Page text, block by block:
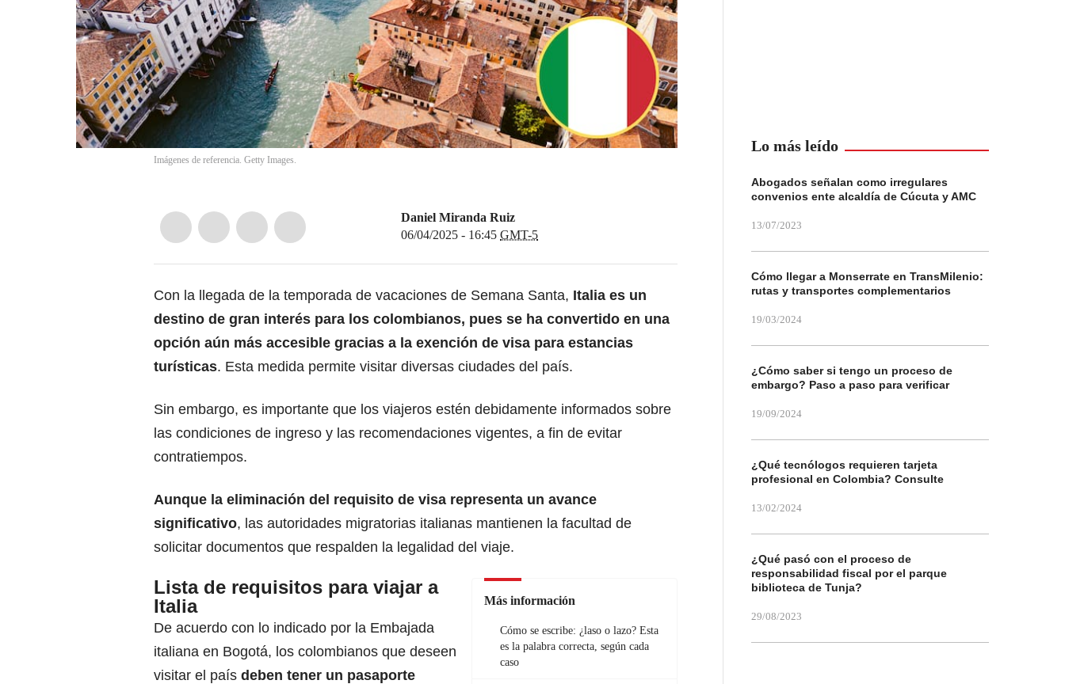
Imágenes de referencia. Getty Images.
Daniel Miranda Ruiz
06/04/2025 - 16:45 GMT-5
Con la llegada de la temporada de vacaciones de Semana Santa, Italia es un
destino de gran interés para los colombianos, pues se ha convertido en una
opción aún más accesible gracias a la exención de visa para estancias
turísticas. Esta medida permite visitar diversas ciudades del país.
Sin embargo, es importante que los viajeros estén debidamente informados sobre
las condiciones de ingreso y las recomendaciones vigentes, a fin de evitar
contratiempos.
Aunque la eliminación del requisito de visa representa un avance
significativo, las autoridades migratorias italianas mantienen la facultad de
solicitar documentos que respalden la legalidad del viaje.
Más información
Cómo se escribe: ¿laso o lazo? Esta
es la palabra correcta, según cada
caso
Lista de requisitos para viajar a
Italia
De acuerdo con lo indicado por la Embajada
italiana en Bogotá, los colombianos que deseen
visitar el país deben tener un pasaporte
Lo más leído
Abogados señalan como irregulares
convenios ente alcaldía de Cúcuta y AMC
13/07/2023
Cómo llegar a Monserrate en TransMilenio:
rutas y transportes complementarios
19/03/2024
¿Cómo saber si tengo un proceso de
embargo? Paso a paso para verificar
19/09/2024
¿Qué tecnólogos requieren tarjeta
profesional en Colombia? Consulte
13/02/2024
¿Qué pasó con el proceso de
responsabilidad fiscal por el parque
biblioteca de Tunja?
29/08/2023